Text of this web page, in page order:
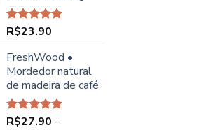
Avaliação
R$23.90
FreshWood •
Mordedor natural
de madeira de café
Avaliação
R$27.90 –